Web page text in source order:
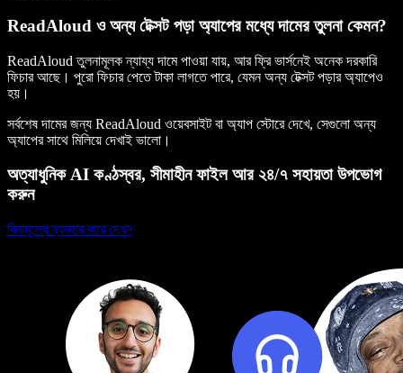
ReadAloud ও অন্য টেক্সট পড়া অ্যাপের মধ্যে দামের তুলনা কেমন?
ReadAloud তুলনামূলক ন্যায্য দামে পাওয়া যায়, আর ফ্রি ভার্সনেই অনেক দরকারি
ফিচার আছে। পুরো ফিচার পেতে টাকা লাগতে পারে, যেমন অন্য টেক্সট পড়ার অ্যাপেও
হয়।
সর্বশেষ দামের জন্য ReadAloud ওয়েবসাইট বা অ্যাপ স্টোরে দেখে, সেগুলো অন্য
অ্যাপের সাথে মিলিয়ে দেখাই ভালো।
অত্যাধুনিক AI কণ্ঠস্বর, সীমাহীন ফাইল আর ২৪/৭ সহায়তা উপভোগ
করুন
বিনামূল্যে ব্যবহার করে দেখুন